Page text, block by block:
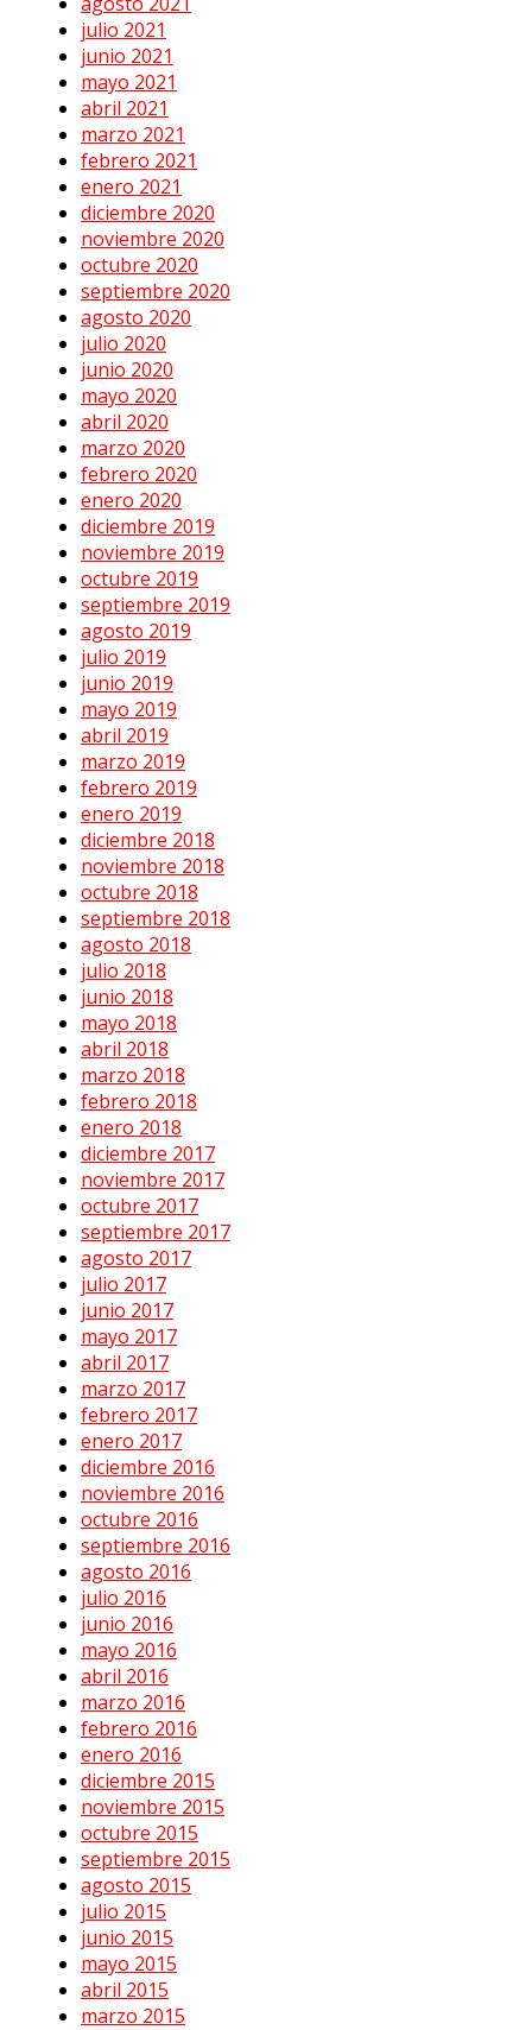
julio 2021
junio 2021
mayo 2021
abril 2021
marzo 2021
febrero 2021
enero 2021
diciembre 2020
noviembre 2020
octubre 2020
septiembre 2020
agosto 2020
julio 2020
junio 2020
mayo 2020
abril 2020
marzo 2020
febrero 2020
enero 2020
diciembre 2019
noviembre 2019
octubre 2019
septiembre 2019
agosto 2019
julio 2019
junio 2019
mayo 2019
abril 2019
marzo 2019
febrero 2019
enero 2019
diciembre 2018
noviembre 2018
octubre 2018
septiembre 2018
agosto 2018
julio 2018
junio 2018
mayo 2018
abril 2018
marzo 2018
febrero 2018
enero 2018
diciembre 2017
noviembre 2017
octubre 2017
septiembre 2017
agosto 2017
julio 2017
junio 2017
mayo 2017
abril 2017
marzo 2017
febrero 2017
enero 2017
diciembre 2016
noviembre 2016
octubre 2016
septiembre 2016
agosto 2016
julio 2016
junio 2016
mayo 2016
abril 2016
marzo 2016
febrero 2016
enero 2016
diciembre 2015
noviembre 2015
octubre 2015
septiembre 2015
agosto 2015
julio 2015
junio 2015
mayo 2015
abril 2015
marzo 2015